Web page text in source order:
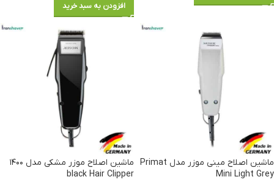
افزودن به سبد خرید
ماشین اصلاح مینی موزر مدل Primat
Mini Light Grey
ماشین اصلاح موزر مشکی مدل ۱۴۰۰
black Hair Clipper